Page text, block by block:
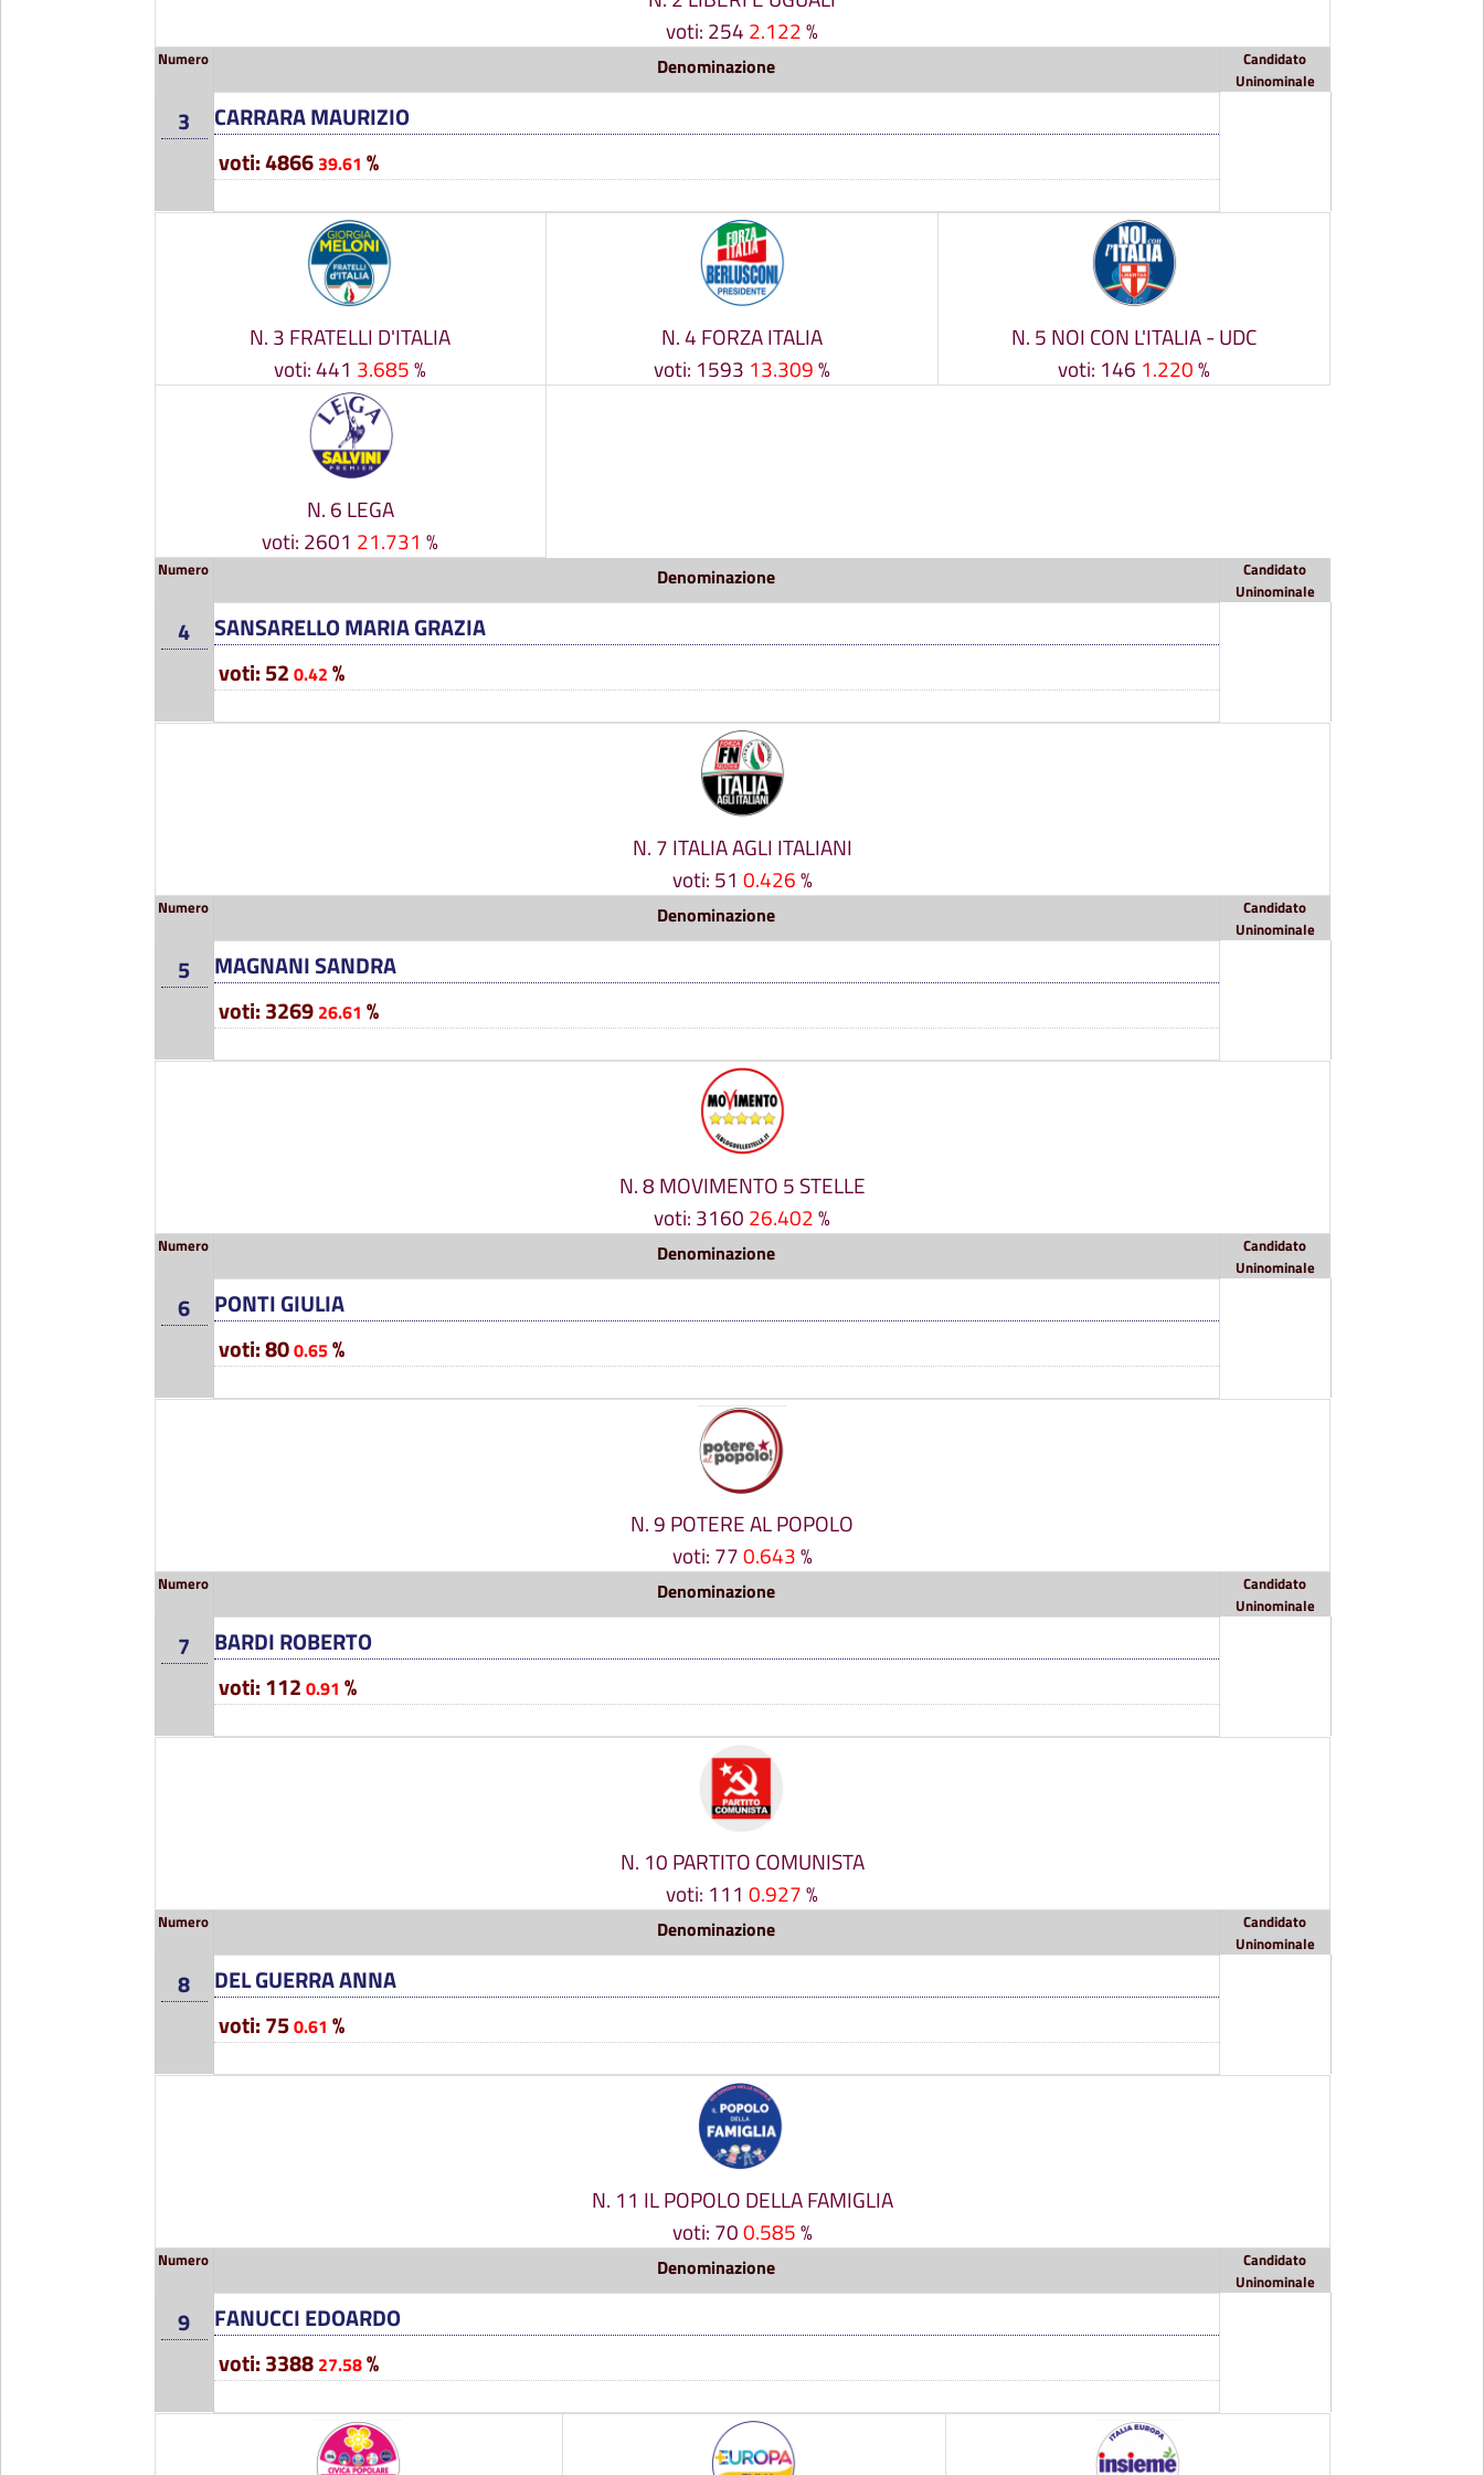
voti: 254 2.122%
Numero Denominazione
Candidato
Uninominale
3
CARRARA MAURIZIO
voti: 4866 39.61 %
N. 3 FRATELLI D'ITALIA
voti: 441 3.685%
N. 4 FORZA ITALIA
voti: 1593 13.309%
N. 5 NOI CON L'ITALIA - UDC
voti: 146 1.220%
N. 6 LEGA
voti: 2601 21.731 %
Numero Denominazione
Candidato
Uninominale
4
SANSARELLO MARIA GRAZIA
voti: 52 0.42 %
N. 7 ITALIA AGLI ITALIANI
voti: 51 0.426%
Numero Denominazione
Candidato
Uninominale
5
MAGNANI SANDRA
voti: 3269 26.61 %
N. 8 MOVIMENTO 5 STELLE
voti: 3160 26.402%
Numero Denominazione
Candidato
Uninominale
6
PONTI GIULIA
voti: 800.65%
N. 9 POTERE AL POPOLO
voti: 770.643%
Numero Denominazione
Candidato
Uninominale
7
BARDI ROBERTO
voti: 112 0.91 %
N. 10 PARTITO COMUNISTA
voti: 111 0.927%
Numero Denominazione
Candidato
Uninominale
8
DEL GUERRA ANNA
voti: 750.61 %
N. 11 IL POPOLO DELLA FAMIGLIA
voti: 700.585%
Numero Denominazione
Candidato
Uninominale
9
FANUCCI EDOARDO
voti: 3388 27.58%